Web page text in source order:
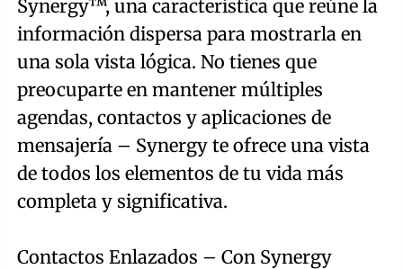
Synergy™, una característica que reúne la
información dispersa para mostrarla en
una sola vista lógica. No tienes que
preocuparte en mantener múltiples
agendas, contactos y aplicaciones de
mensajería – Synergy te ofrece una vista
de todos los elementos de tu vida más
completa y significativa.
Contactos Enlazados – Con Synergy